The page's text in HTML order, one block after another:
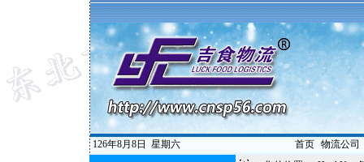
126年8月8日 星期六 首页| 物流公司